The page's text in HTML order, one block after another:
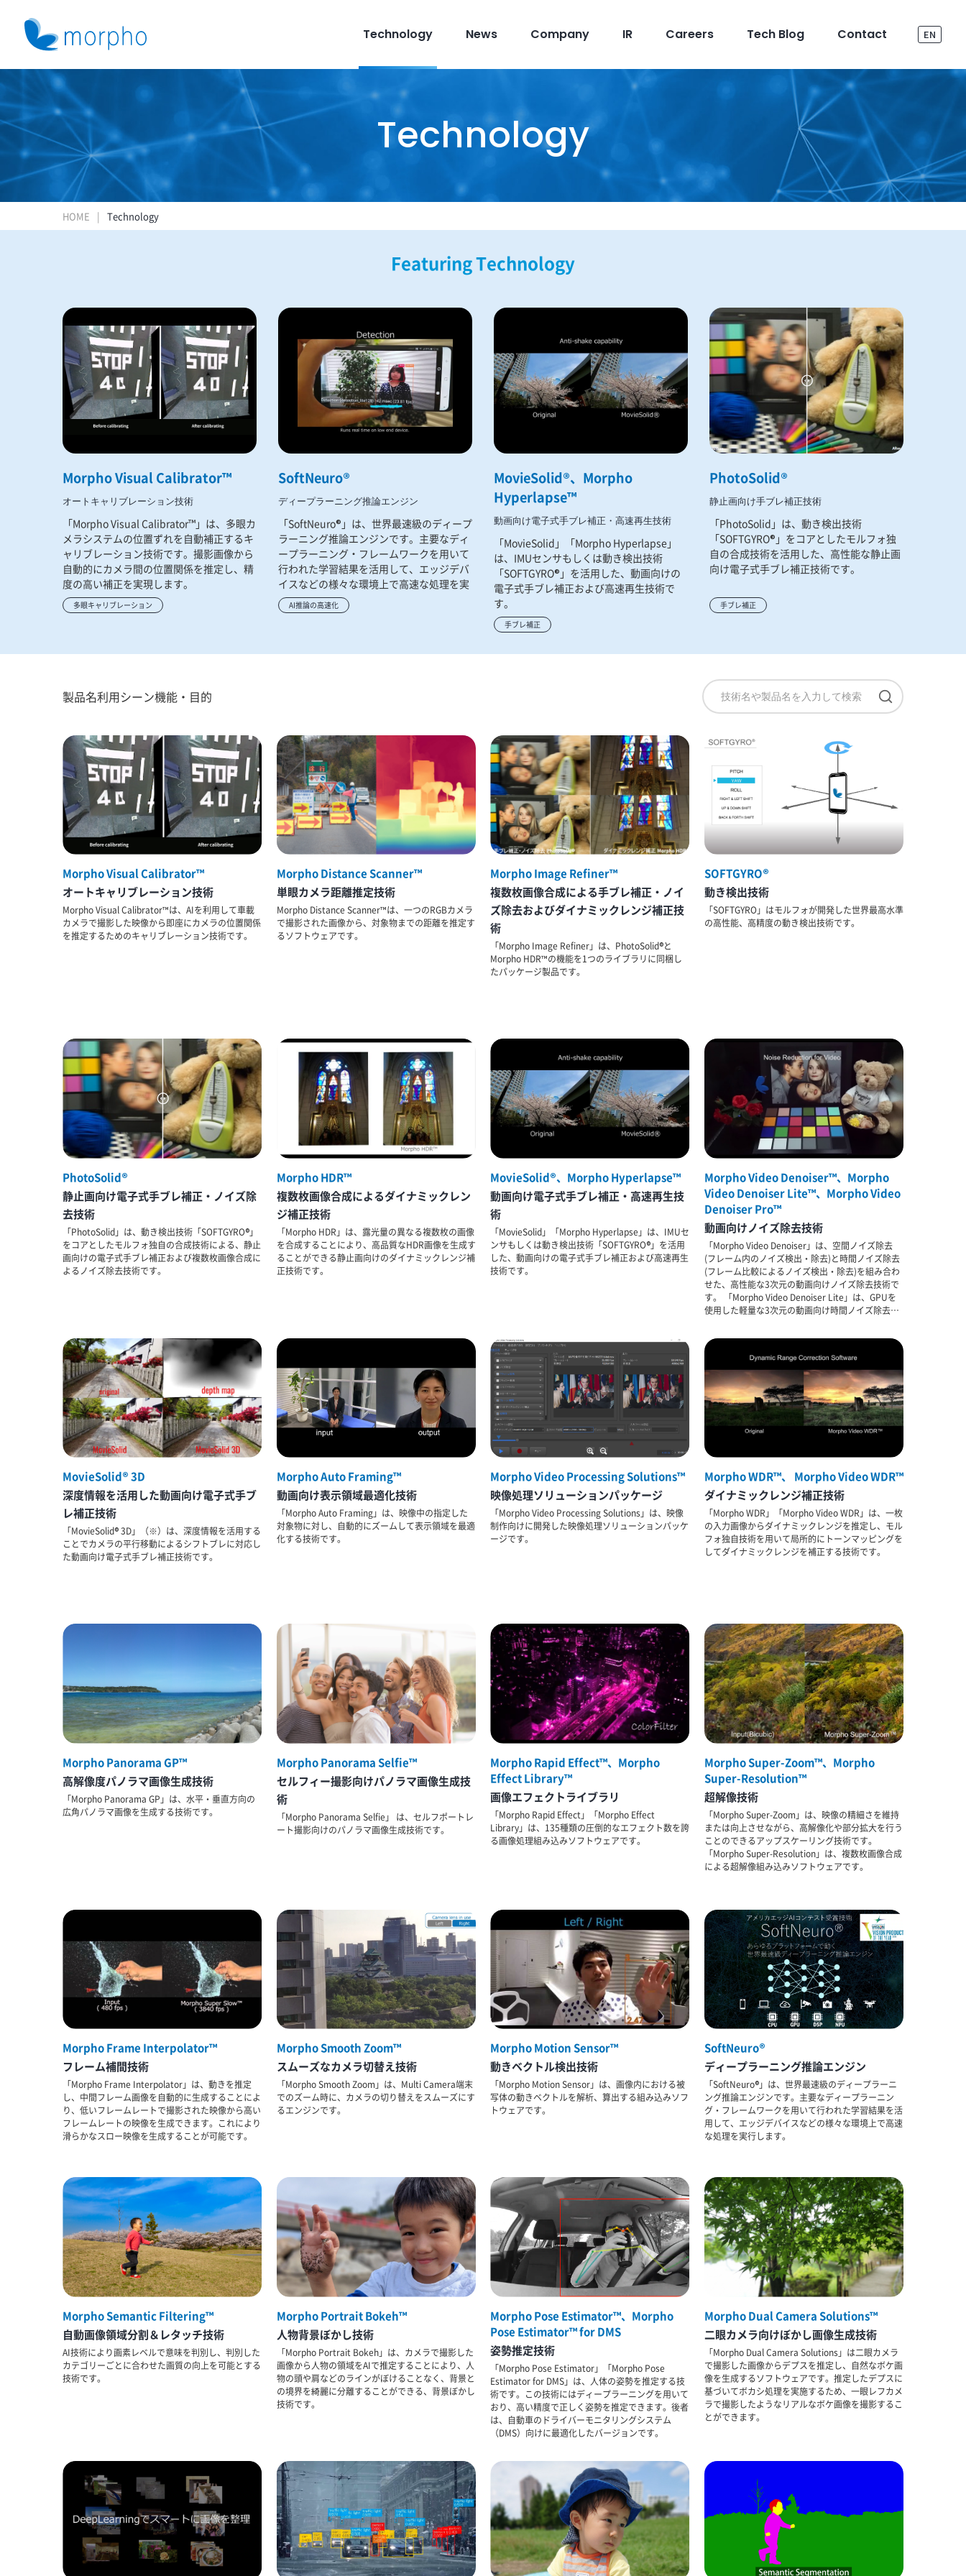
Technology News Company IR Careers Tech Blog Contact EN
Technology
HOME Technology
Featuring Technology
Morpho Visual Calibrator™
オートキャリブレーション技術
「Morpho Visual Calibrator™」は、多眼カ
メラシステムの位置ずれを自動補正するキ
ャリブレーション技術です。撮影画像から
自動的にカメラ間の位置関係を推定し、精
度の高い補正を実現します。
多眼キャリブレーション
SoftNeuro®
ディープラーニング推論エンジン
「SoftNeuro®」は、世界最速級のディープ
ラーニング推論エンジンです。主要なディ
ープラーニング・フレームワークを用いて
行われた学習結果を活用して、エッジデバ
イスなどの様々な環境上で高速な処理を実
行します。
AI推論の高速化
MovieSolid®、Morpho
Hyperlapse™
動画向け電子式手ブレ補正・高速再生技術
「MovieSolid」「Morpho Hyperlapse」
は、IMUセンサもしくは動き検出技術
「SOFTGYRO®」を活用した、動画向けの
電子式手ブレ補正および高速再生技術で
す。
手ブレ補正
PhotoSolid®
静止画向け手ブレ補正技術
「PhotoSolid」は、動き検出技術
「SOFTGYRO®」をコアとしたモルフォ独
自の合成技術を活用した、高性能な静止画
向け電子式手ブレ補正技術です。
手ブレ補正
製品名利用シーン機能・目的
Morpho Visual Calibrator™
オートキャリブレーション技術
Morpho Visual Calibrator™は、AIを利用して車載
カメラで撮影した映像から即座にカメラの位置関係
を推定するためのキャリブレーション技術です。
Morpho Distance Scanner™
単眼カメラ距離推定技術
Morpho Distance Scanner™は、一つのRGBカメラ
で撮影された画像から、対象物までの距離を推定す
るソフトウェアです。
Morpho Image Refiner™
複数枚画像合成による手ブレ補正・ノイ
ズ除去およびダイナミックレンジ補正技
術
「Morpho Image Refiner」は、PhotoSolid®と
Morpho HDR™の機能を1つのライブラリに同梱し
たパッケージ製品です。
SOFTGYRO®
動き検出技術
「SOFTGYRO」はモルフォが開発した世界最高水準
の高性能、高精度の動き検出技術です。
PhotoSolid®
静止画向け電子式手ブレ補正・ノイズ除
去技術
「PhotoSolid」は、動き検出技術「SOFTGYRO®」
をコアとしたモルフォ独自の合成技術による、静止
画向けの電子式手ブレ補正および複数枚画像合成に
よるノイズ除去技術です。
Morpho HDR™
複数枚画像合成によるダイナミックレン
ジ補正技術
「Morpho HDR」は、露光量の異なる複数枚の画像
を合成することにより、高品質なHDR画像を生成す
ることができる静止画向けのダイナミックレンジ補
正技術です。
MovieSolid®、Morpho Hyperlapse™
動画向け電子式手ブレ補正・高速再生技
術
「MovieSolid」「Morpho Hyperlapse」は、IMUセ
ンサもしくは動き検出技術「SOFTGYRO®」を活用
した、動画向けの電子式手ブレ補正および高速再生
技術です。
Morpho Video Denoiser™、Morpho
Video Denoiser Lite™、Morpho Video
Denoiser Pro™
動画向けノイズ除去技術
「Morpho Video Denoiser」は、空間ノイズ除去
(フレーム内のノイズ検出・除去)と時間ノイズ除去
(フレーム比較によるノイズ検出・除去)を組み合わ
せた、高性能な3次元の動画向けノイズ除去技術で
す。 「Morpho Video Denoiser Lite」は、GPUを
使用した軽量な3次元の動画向け時間ノイズ除去技
チャを維持しながら動画のノイズを除去するソフト
ウェアです。「Morpho Video Denoiser」と比較し
て処理に時間はかかりますが、ノイズ除去で消えて
しまうテクスチャを維持することが可能です。
MovieSolid® 3D
深度情報を活用した動画向け電子式手ブ
レ補正技術
「MovieSolid® 3D」（※）は、深度情報を活用する
ことでカメラの平行移動によるシフトブレに対応し
た動画向け電子式手ブレ補正技術です。
Morpho Auto Framing™
動画向け表示領域最適化技術
「Morpho Auto Framing」は、映像中の指定した
対象物に対し、自動的にズームして表示領域を最適
化する技術です。
Morpho Video Processing Solutions™
映像処理ソリューションパッケージ
「Morpho Video Processing Solutions」は、映像
制作向けに開発した映像処理ソリューションパッケ
ージです。
Morpho WDR™、 Morpho Video WDR™
ダイナミックレンジ補正技術
「Morpho WDR」「Morpho Video WDR」は、一枚
の入力画像からダイナミックレンジを推定し、モル
フォ独自技術を用いて局所的にトーンマッピングを
してダイナミックレンジを補正する技術です。
Morpho Panorama GP™
高解像度パノラマ画像生成技術
「Morpho Panorama GP」は、水平・垂直方向の
広角パノラマ画像を生成する技術です。
Morpho Panorama Selfie™
セルフィー撮影向けパノラマ画像生成技
術
「Morpho Panorama Selfie」 は、セルフポートレ
ート撮影向けのパノラマ画像生成技術です。
Morpho Rapid Effect™、Morpho
Effect Library™
画像エフェクトライブラリ
「Morpho Rapid Effect」「Morpho Effect
Library」は、135種類の圧倒的なエフェクト数を誇
る画像処理組み込みソフトウェアです。
Morpho Super-Zoom™、Morpho
Super-Resolution™
超解像技術
「Morpho Super-Zoom」は、映像の精細さを維持
または向上させながら、高解像化や部分拡大を行う
ことのできるアップスケーリング技術です。
「Morpho Super-Resolution」は、複数枚画像合成
による超解像組み込みソフトウェアです。
Morpho Frame Interpolator™
フレーム補間技術
「Morpho Frame Interpolator」は、動きを推定
し、中間フレーム画像を自動的に生成することによ
り、低いフレームレートで撮影された映像から高い
フレームレートの映像を生成できます。これにより
滑らかなスロー映像を生成することが可能です。
Morpho Smooth Zoom™
スムーズなカメラ切替え技術
「Morpho Smooth Zoom」は、Multi Camera端末
でのズーム時に、カメラの切り替えをスムーズにす
るエンジンです。
Morpho Motion Sensor™
動きベクトル検出技術
「Morpho Motion Sensor」は、画像内における被
写体の動きベクトルを解析、算出する組み込みソフ
トウェアです。
SoftNeuro®
ディープラーニング推論エンジン
「SoftNeuro®」は、世界最速級のディープラーニ
ング推論エンジンです。主要なディープラーニン
グ・フレームワークを用いて行われた学習結果を活
用して、エッジデバイスなどの様々な環境上で高速
な処理を実行します。
Morpho Semantic Filtering™
自動画像領域分割＆レタッチ技術
AI技術により画素レベルで意味を判別し、判別した
カテゴリーごとに合わせた画質の向上を可能とする
技術です。
Morpho Portrait Bokeh™
人物背景ぼかし技術
「Morpho Portrait Bokeh」は、カメラで撮影した
画像から人物の領域をAIで推定することにより、人
物の頭や肩などのラインがぼけることなく、背景と
の境界を綺麗に分離することができる、背景ぼかし
技術です。
Morpho Pose Estimator™、Morpho
Pose Estimator™ for DMS
姿勢推定技術
「Morpho Pose Estimator」「Morpho Pose
Estimator for DMS」は、人体の姿勢を推定する技
術です。この技術にはディープラーニングを用いて
おり、高い精度で正しく姿勢を推定できます。後者
は、自動車のドライバーモニタリングシステム
（DMS）向けに最適化したバージョンです。
Morpho Dual Camera Solutions™
二眼カメラ向けぼかし画像生成技術
「Morpho Dual Camera Solutions」は二眼カメラ
で撮影した画像からデプスを推定し、自然なボケ画
像を生成するソフトウェアです。推定したデプスに
基づいてボカシ処理を実施するため、一眼レフカメ
ラで撮影したようなリアルなボケ画像を撮影するこ
とができます。